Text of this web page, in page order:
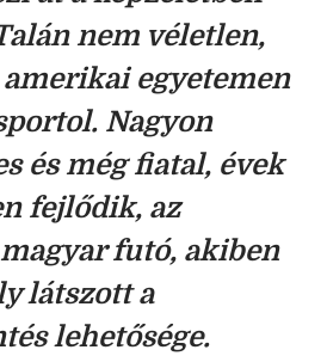
nem véletlen,
egyetemen
Nagyon
és még fiatal, évek
fejlődik, az
futó, akiben
látszott a
lehetősége.